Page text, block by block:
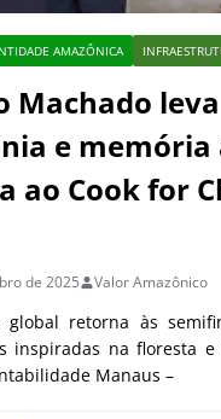
AMAZÔNICA
Machado leva
e
ao Cook for
de 2025 Valor Amazônico
global retorna às
inspiradas na floresta e
Manaus –